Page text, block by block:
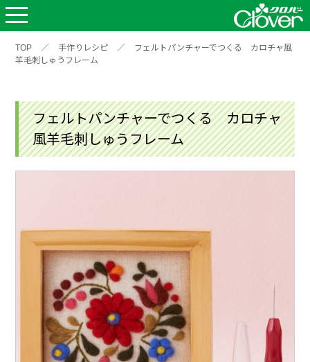
TOP ／ 手作りレシピ ／
フェルトパンチャーでつくる カロチャ風
羊毛刺しゅうフレーム
フェルトパンチャーでつくる カロチャ
風羊毛刺しゅうフレーム